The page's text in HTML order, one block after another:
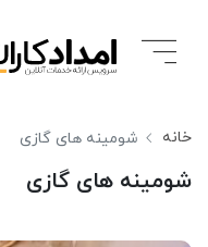
خانه شومینه های گازی
شومینه های گازی